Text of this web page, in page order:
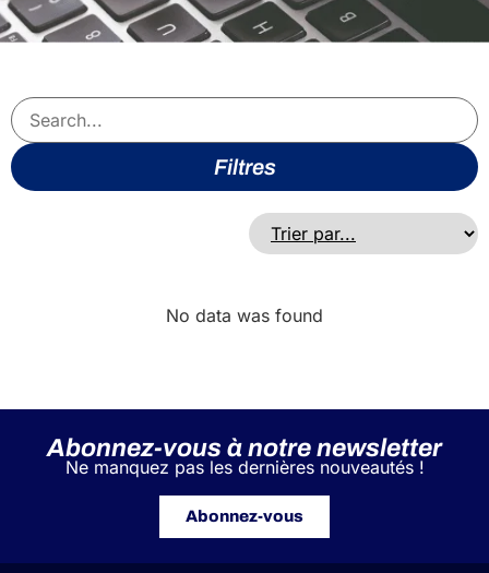
Filtres
No data was found
Abonnez-vous à notre newsletter
Ne manquez pas les dernières nouveautés !
Abonnez-vous